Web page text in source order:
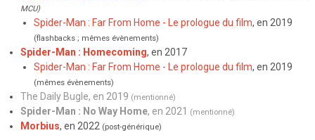
MCU)
Spider-Man : Far From Home - Le prologue du film, en 2019
(flashbacks ; mêmes évènements)
Spider-Man : Homecoming, en 2017
Spider-Man : Far From Home - Le prologue du film, en 2019
(mêmes évènements)
The Daily Bugle, en 2019 (mentionné)
Spider-Man : No Way Home, en 2021 (mentionné)
Morbius, en 2022 (post-générique)